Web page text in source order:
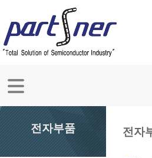
전자부품 전자